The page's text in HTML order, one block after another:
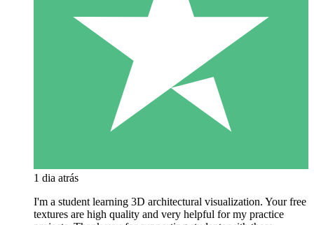
1 dia atrás
I'm a student learning 3D architectural visualization. Your free
textures are high quality and very helpful for my practice